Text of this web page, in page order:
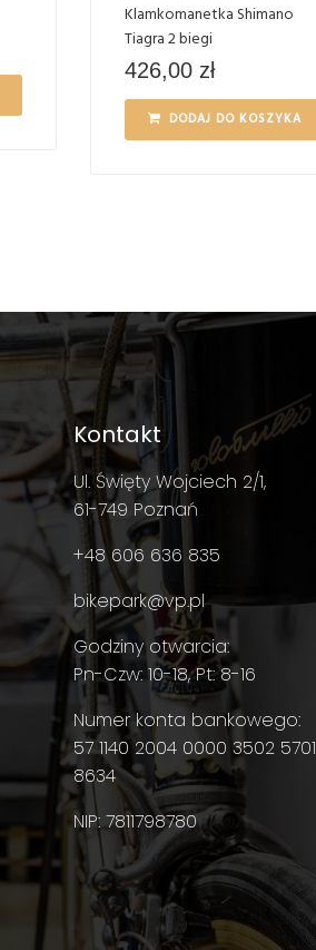
Klamkomanetka Shimano
Tiagra 2 biegi
426,00 zł
DODAJ DO KOSZYKA
Kontakt
Ul. Święty Wojciech 2/1,
61-749 Poznań
+48 606 636 835
bikepark@vp.pl
Godziny otwarcia:
Pn-Czw: 10-18, Pt: 8-16
Numer konta bankowego:
57 1140 2004 0000 3502 5701
8634
NIP: 7811798780